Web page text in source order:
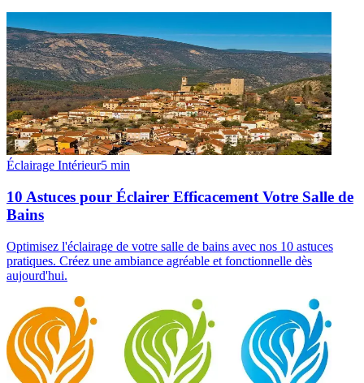
Éclairage Intérieur5 min
10 Astuces pour Éclairer Efficacement Votre Salle de
Bains
Optimisez l'éclairage de votre salle de bains avec nos 10 astuces
pratiques. Créez une ambiance agréable et fonctionnelle dès
aujourd'hui.